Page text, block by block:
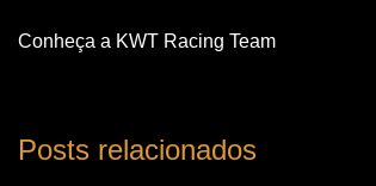
Conheça a KWT Racing Team
Posts relacionados